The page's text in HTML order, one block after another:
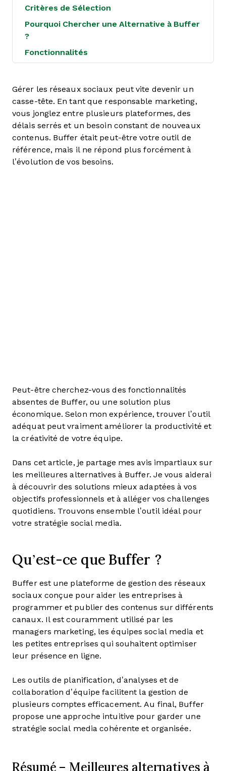
Critères de Sélection
Pourquoi Chercher une Alternative à Buffer
?
Fonctionnalités
Gérer les réseaux sociaux peut vite devenir un
casse-tête. En tant que responsable marketing,
vous jonglez entre plusieurs plateformes, des
délais serrés et un besoin constant de nouveaux
contenus. Buffer était peut-être votre outil de
référence, mais il ne répond plus forcément à
l’évolution de vos besoins.
Peut-être cherchez-vous des fonctionnalités
absentes de Buffer, ou une solution plus
économique. Selon mon expérience, trouver l’outil
adéquat peut vraiment améliorer la productivité et
la créativité de votre équipe.
Dans cet article, je partage mes avis impartiaux sur
les meilleures alternatives à Buffer. Je vous aiderai
à découvrir des solutions mieux adaptées à vos
objectifs professionnels et à alléger vos challenges
quotidiens. Trouvons ensemble l’outil idéal pour
votre stratégie social media.
Qu’est-ce que Buffer ?
Buffer est une plateforme de gestion des réseaux
sociaux conçue pour aider les entreprises à
programmer et publier des contenus sur différents
canaux. Il est couramment utilisé par les
managers marketing, les équipes social media et
les petites entreprises qui souhaitent optimiser
leur présence en ligne.
Les outils de planification, d’analyses et de
collaboration d’équipe facilitent la gestion de
plusieurs comptes efficacement. Au final, Buffer
propose une approche intuitive pour garder une
stratégie social media cohérente et organisée.
Résumé – Meilleures alternatives à